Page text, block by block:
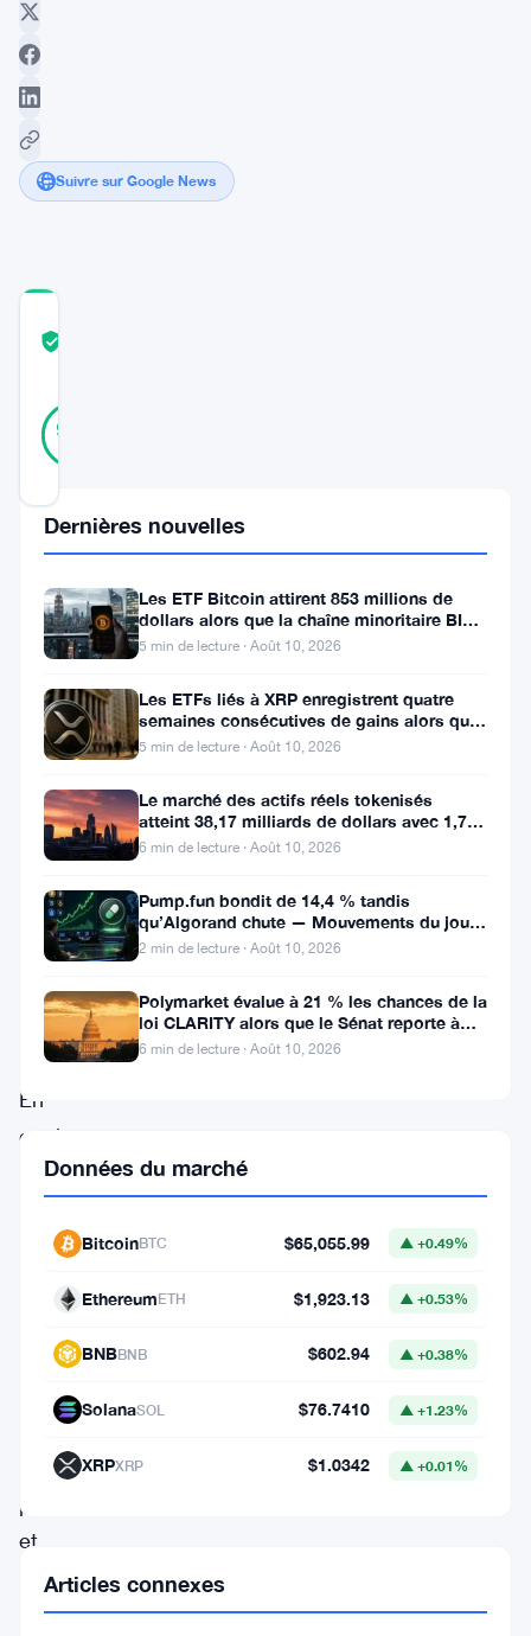
Suivre sur Google News
98
Ce
mois
d’août
2025,
restera
clairement
comme
une
marquante
dans
l’histoire
Solana.
En
quelques
semaines,
réseau
basculé
d’un
statut
blockchain
performante
et
prisée
des
Dernières nouvelles
Les ETF Bitcoin attirent 853 millions de
dollars alors que la chaîne minoritaire BIP-
110 meurt après deux
5 min de lecture · Août 10, 2026
Les ETFs liés à XRP enregistrent quatre
semaines consécutives de gains alors que
le prix teste le support à 1
5 min de lecture · Août 10, 2026
Le marché des actifs réels tokenisés
atteint 38,17 milliards de dollars avec 1,7
million de détenteurs
6 min de lecture · Août 10, 2026
Pump.fun bondit de 14,4 % tandis
qu’Algorand chute — Mouvements du jour
10 août
2 min de lecture · Août 10, 2026
Polymarket évalue à 21 % les chances de la
loi CLARITY alors que le Sénat reporte à
septembre
6 min de lecture · Août 10, 2026
Données du marché
BitcoinBTC $65,055.99 ▲ +0.49%
EthereumETH $1,923.13 ▲ +0.53%
BNBBNB $602.94 ▲ +0.38%
SolanaSOL $76.7410 ▲ +1.23%
XRPXRP $1.0342 ▲ +0.01%
Articles connexes